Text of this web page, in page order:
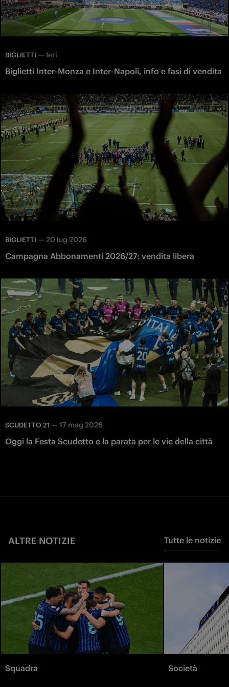
BIGLIETTI — Ieri
Biglietti Inter-Monza e Inter-Napoli, info e fasi di vendita
BIGLIETTI — 20 lug 2026
Campagna Abbonamenti 2026/27: vendita libera
SCUDETTO 21 — 17 mag 2026
Oggi la Festa Scudetto e la parata per le vie della città
ALTRE NOTIZIE Tutte le notizie
Squadra Società